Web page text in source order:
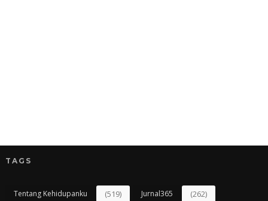
TAGS
Tentang Kehidupanku (519) Jurnal365 (262)